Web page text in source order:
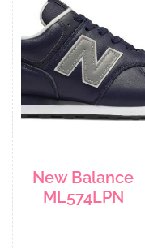
New Balance
ML574LPN